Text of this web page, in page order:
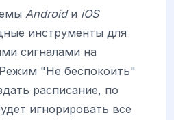
Androidи iOS
инструменты для
сигналами на
"Не беспокоить"
расписание, по
игнорировать все